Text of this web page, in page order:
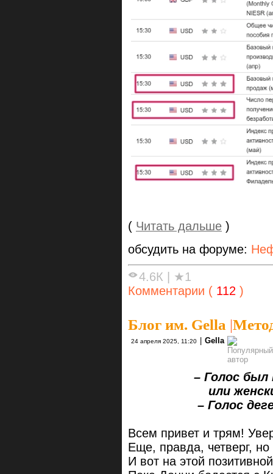
( Читать дальше )
обсудить на форуме:
4.6К
★1
Комментарии ( 112 )
Блог им. Gella |
24 апреля 2025, 11:20 Gella
– Голос был
или
– Голос
Всем привет и трям!
Еще, правда, четверг, но
И вот на этой